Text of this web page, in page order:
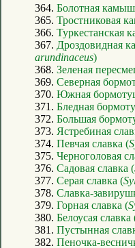
364. Болотная
365. Тростниковая
366. Туркестанская
367. Дроздовидная
arundinaceus)
368. Зеленая
369. Северная
370. Южная
371. Бледная
372. Большая
373. Ястребиная
374. Певчая славка (
375. Черноголовая
376. Садовая славка (
377. Серая славка (
378. Славка-
379. Горная славка (
380. Белоусая славка
381. Пустынная
382. Пеночка-